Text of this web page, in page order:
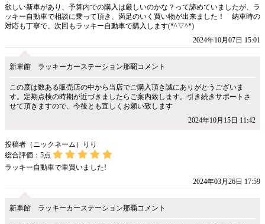
欲しい新車があり、予算内での購入は厳しいのかな？って諦めていましたが、ラ
ッキー自動車で相談に乗って頂き、満足のいく買い物が出来ました！ 納車時の
対応も丁寧で、次回もラッキー自動車で購入します(*^▽^*)
2024年10月07日 15:01
新車館 ラッキーカーステーション那覇コメント
この度は数ある販売店の中から当店でご購入頂き誠にありがとうございま
す。定期点検の時期が近づきましたらご案内致します。引き続きサポートさ
せて頂きますので、今後とも宜しくお願い致します
2024年10月15日 11:42
投稿者（ニックネーム）りり
総合評価： 5点
ラッキー自動車で車買いました!
2024年03月26日 17:59
新車館 ラッキーカーステーション那覇コメント